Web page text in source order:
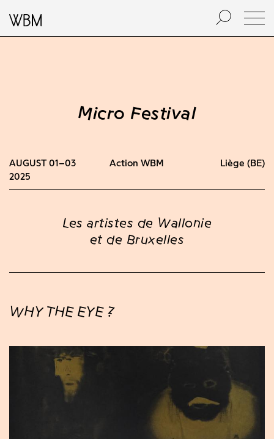
Micro Festival
AUGUST 01–03
2025
Action WBM Liège (BE)
Les artistes de Wallonie
et de Bruxelles
WHY THE EYE ?